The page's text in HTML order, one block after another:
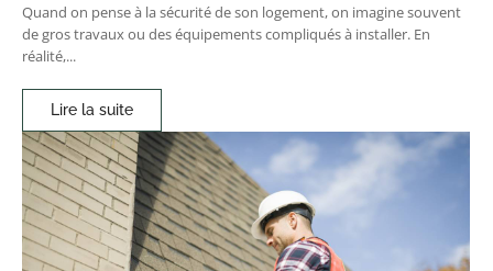
Quand on pense à la sécurité de son logement, on imagine souvent
de gros travaux ou des équipements compliqués à installer. En
réalité,...
Lire la suite